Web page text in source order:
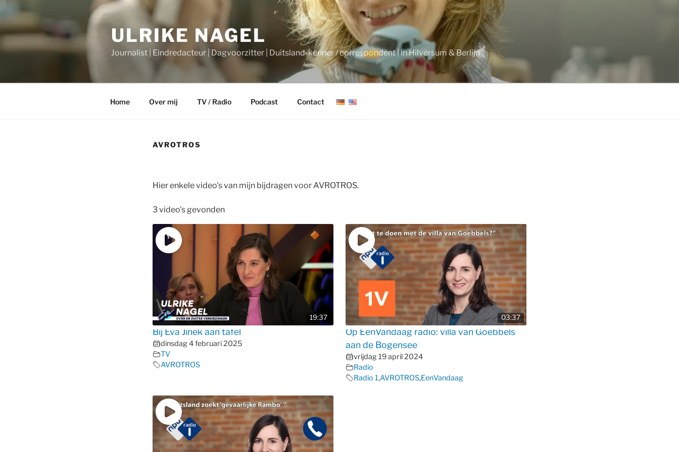
de
ULRIKE NAGEL
Journalist | Eindredacteur | Dagvoorzitter | Duitsland-kenner / correspondent | in Hilversum & Berlijn
Home Over mij TV / Radio Podcast Contact
AVROTROS
Hier enkele video's van mijn bijdragen voor AVROTROS.
3 video's gevonden
19:37
Bij Eva Jinek aan tafel
dinsdag 4 februari 2025
TV
AVROTROS
03:37
Op EenVandaag radio: villa van Goebbels
aan de Bogensee
vrijdag 19 april 2024
Radio
Radio 1,AVROTROS,EenVandaag